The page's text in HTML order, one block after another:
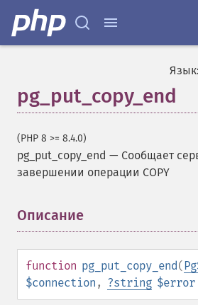
Язык:
pg_put_copy_end
(PHP 8 >= 8.4.0)
pg_put_copy_end — Сообщает
завершении операции COPY
Описание
function pg_put_copy_end(
$connection , ?string $error